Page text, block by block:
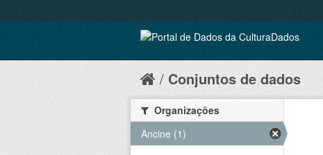
Conjuntos de dados
Organizações
Ancine (1)